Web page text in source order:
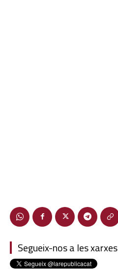
Segueix-nos a les xarxes